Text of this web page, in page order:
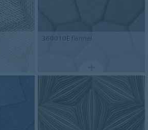
360010E flannel